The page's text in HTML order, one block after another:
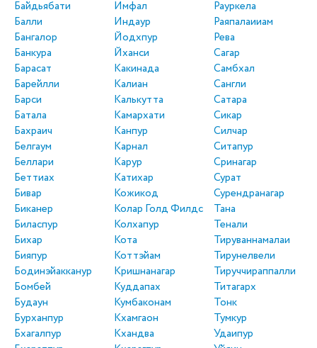
Байдьябати
Балли
Бангалор
Банкура
Барасат
Барейлли
Барси
Батала
Бахраич
Белгаум
Беллари
Беттиах
Бивар
Биканер
Биласпур
Бихар
Бияпур
Бодинэйакканур
Бомбей
Будаун
Бурханпур
Бхагалпур
Имфал
Индаур
Йодхпур
Йханси
Какинада
Калиан
Калькутта
Камархати
Канпур
Карнал
Карур
Катихар
Кожикод
Колар Голд Филдс
Колхапур
Кота
Коттэйам
Кришнанагар
Куддапах
Кумбаконам
Кхамгаон
Кхандва
Рауркела
Раяпалаииам
Рева
Сагар
Самбхал
Сангли
Сатара
Сикар
Силчар
Ситапур
Сринагар
Сурат
Сурендранагар
Тана
Тенали
Тируваннамалаи
Тирунелвели
Тируччираппалли
Титагарх
Тонк
Тумкур
Удаипур